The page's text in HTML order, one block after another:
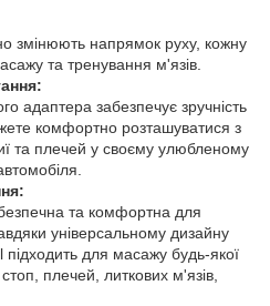
змінюють напрямок руху, кожну
та тренування м'язів.
адаптера забезпечує зручність
комфортно розташуватися з
та плечей у своєму улюбленому
та комфортна для
універсальному дизайну
для масажу будь-якої
плечей, литкових м'язів,